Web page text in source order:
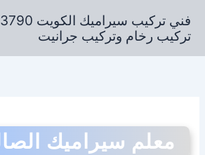
المحتوى
تركيب رخام وتركيب جرانيت
معلم سيراميك